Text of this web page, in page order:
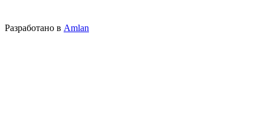
Разработано в Amlan